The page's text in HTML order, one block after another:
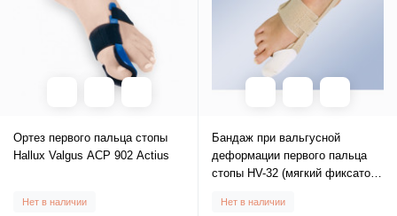
Ортез первого пальца стопы
Hallux Valgus ACP 902 Actius
Нет в наличии
Бандаж при вальгусной
деформации первого пальца
стопы HV-32 (мягкий фиксатор,
ноги)
Нет в наличии